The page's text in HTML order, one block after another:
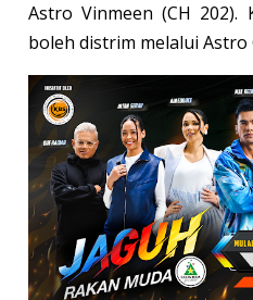
Astro Vinmeen (CH
boleh distrim melalui Astro